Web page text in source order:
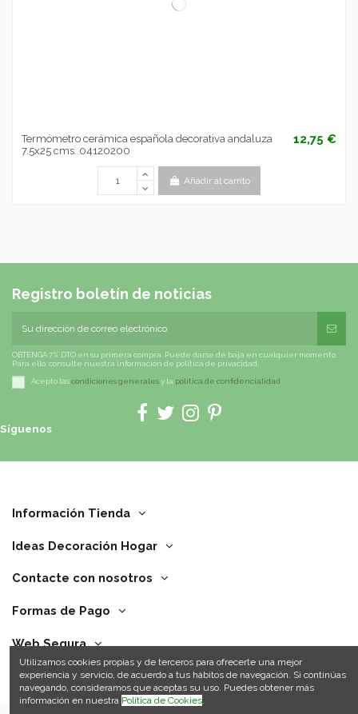
Termómetro cerámica española decorativa andaluza
7.5x25 cms. 04120200
12,75 €
Añadir al carrito
Registro boletín de noticias
OBTENGA 7% DTO en su primera compra. Puede darse de baja en cualquier momento.
Para ello, consulte nuestra información de política de privacidad.
Acepto lascondiciones generalesy la política de confidencialidad
Síguenos
Información Tienda
Ideas Decoración Hogar
Contacte con nosotros
Formas de Pago
Web Segura
Utilizamos cookies propias y de terceros para ofrecerte una mejor
experiencia y servicio, de acuerdo a tus hábitos de navegación. Si continúas
navegando, consideramos que aceptas su uso. Puedes obtener más
información en nuestra Política de Cookies.